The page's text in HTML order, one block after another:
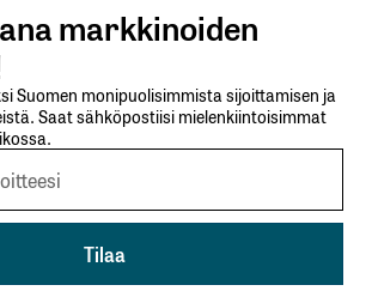
markkinoiden
Suomen monipuolisimmista sijoittamisen ja
Saat sähköpostiisi mielenkiintoisimmat